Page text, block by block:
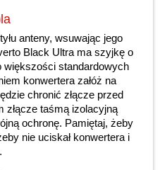
anteny, wsuwając jego
Black Ultra ma szyjkę o
większości standardowych
konwertera załóż na
chronić złącze przed
złącze taśmą izolacyjną
ochronę. Pamiętaj, żeby
nie uciskał konwertera i